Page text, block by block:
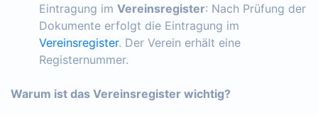
Eintragung im Vereinsregister: Nach Prüfung der
Dokumente erfolgt die Eintragung im
Vereinsregister. Der Verein erhält eine
Registernummer.
Warum ist das Vereinsregister wichtig?